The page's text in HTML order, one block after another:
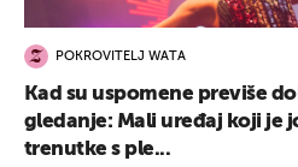
POKROVITELJ WATA
Kad su uspomene previše
gledanje: Mali uređaj koji je
trenutke s ple...